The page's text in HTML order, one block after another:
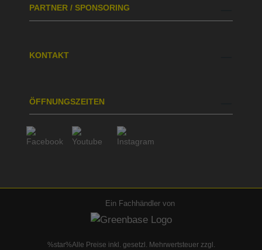
PARTNER / SPONSORING
KONTAKT
ÖFFNUNGSZEITEN
Ein Fachhändler von
%star%Alle Preise inkl. gesetzl. Mehrwertsteuer zzgl.